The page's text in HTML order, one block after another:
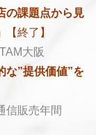
の課題点から見
【終了】
大阪
な”提供価値”を
売年間